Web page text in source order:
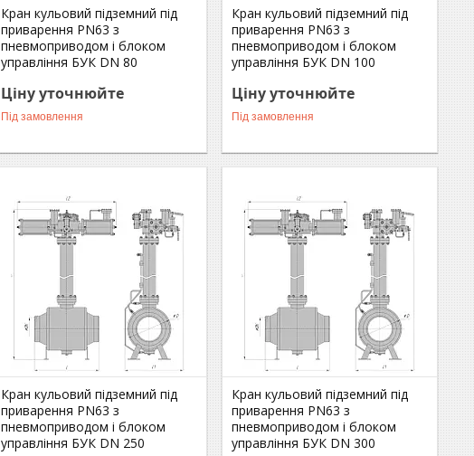
Кран кульовий підземний під
приварення РN63 з
пневмоприводом і блоком
управління БУК DN 80
Ціну уточнюйте
Під замовлення
Кран кульовий підземний під
приварення РN63 з
пневмоприводом і блоком
управління БУК DN 100
Ціну уточнюйте
Під замовлення
Кран кульовий підземний під
приварення РN63 з
пневмоприводом і блоком
управління БУК DN 250
Кран кульовий підземний під
приварення РN63 з
пневмоприводом і блоком
управління БУК DN 300